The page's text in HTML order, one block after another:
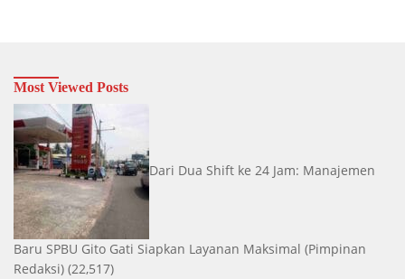
Most Viewed Posts
Dari Dua Shift ke 24 Jam: Manajemen
Baru SPBU Gito Gati Siapkan Layanan Maksimal (Pimpinan
Redaksi) (22,517)